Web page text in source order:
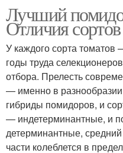
Лучший
Отличия
У каждого сорта
годы труда
отбора. Прелесть
— именно в
гибриды помидоров, и
— индетерминантные, и
детерминантные,
части колеблется в